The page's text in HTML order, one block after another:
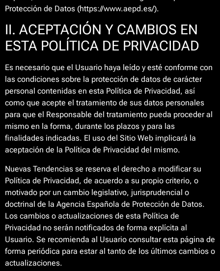
Protección de Datos (https://www.aepd.es/).
II. ACEPTACIÓN Y CAMBIOS EN
ESTA POLÍTICA DE PRIVACIDAD
Es necesario que el Usuario haya leído y esté conforme con
las condiciones sobre la protección de datos de carácter
personal contenidas en esta Política de Privacidad, así
como que acepte el tratamiento de sus datos personales
para que el Responsable del tratamiento pueda proceder al
mismo en la forma, durante los plazos y para las
finalidades indicadas. El uso del Sitio Web implicará la
aceptación de la Política de Privacidad del mismo.
Nuevas Tendencias se reserva el derecho a modificar su
Política de Privacidad, de acuerdo a su propio criterio, o
motivado por un cambio legislativo, jurisprudencial o
doctrinal de la Agencia Española de Protección de Datos.
Los cambios o actualizaciones de esta Política de
Privacidad no serán notificados de forma explícita al
Usuario. Se recomienda al Usuario consultar esta página de
forma periódica para estar al tanto de los últimos cambios o
actualizaciones.